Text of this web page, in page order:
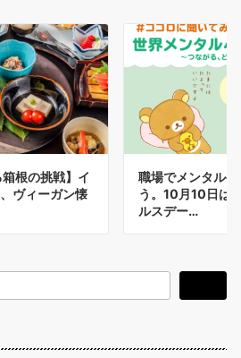
箱根の挑戦】イ
ヴィーガン懐
職場でメンタル
う。10月10日は
ルスデー…